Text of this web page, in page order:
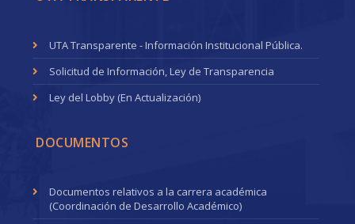
UTA Transparente - Información Institucional Pública.
Solicitud de Información, Ley de Transparencia
Ley del Lobby (En Actualización)
DOCUMENTOS
Documentos relativos a la carrera académica
(Coordinación de Desarrollo Académico)